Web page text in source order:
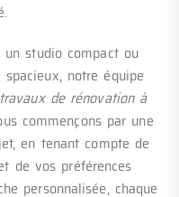
studio compact ou
notre équipe
travaux de rénovation à
commençons par une
en tenant compte de
de vos préférences
personnalisée, chaque